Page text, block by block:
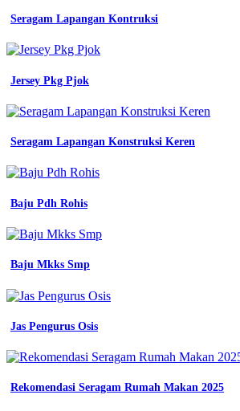
batik
walang
smp
seragam
1
indonesia
pramuka
warna
dan
kelengkapannya
panduan
lengkap
atribut
baju
referensi
anggota
template
Seragam Lapangan Kontruksi
Jersey Pkg Pjok
Seragam Lapangan Konstruksi Keren
Baju Pdh Rohis
Baju Mkks Smp
Jas Pengurus Osis
Rekomendasi Seragam Rumah Makan 2025